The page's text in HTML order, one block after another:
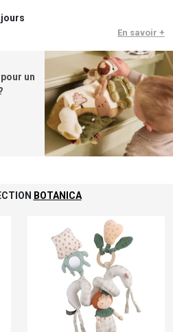
jours
En savoir +
un
BOTANICA